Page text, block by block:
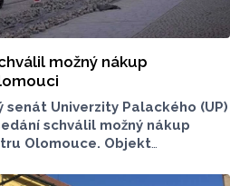
možný nákup
senát Univerzity Palackého (UP)
schválil možný nákup
Olomouce. Objekt
(ÚZSVM) vydražila za 89,1